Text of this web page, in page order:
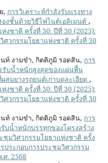
, การวิเคราะห์กำลังรับแรงทาง
งชั้นด้วยวิธีไฟไนต์เอลิเมนต์ ,
งชาติ ครั้งที่ 30: ปีที่ 30 (2025):
ศวกรรมโยธาแห่งชาติ ครั้งที่ 30
ท์ งามขำ, กิตติภูมิ รอดสิน, การ
รับน้ำหนักสูงสุดของแผ่นพื้น
สมยางรถยนต์เก่าบดละเอียด ,
งชาติ ครั้งที่ 30: ปีที่ 30 (2025):
ศวกรรมโยธาแห่งชาติ ครั้งที่ 30
ท์ งามขำ, กิตติภูมิ รอดสิน, การ
บน้ำหนักบรรทุกของโครงสร้าง
ชุมวิศวกรรมโยธาแห่งชาติ ครั้ง
ประกอบการประชุมวิศวกรรม
ศ. 2568